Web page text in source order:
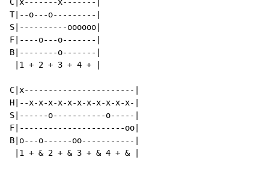
C|x-------x-------|
T|--o---o---------|
S|----------oooooo|
F|----o---o-------|
B|--------o-------|
|1 + 2 + 3 + 4 + |
C|x-----------------------|
H|--x-x-x-x-x-x-x-x-x-x-x-|
S|------o-----------o-----|
F|----------------------oo|
B|o---o------oo-----------|
|1 + & 2 + & 3 + & 4 + & |